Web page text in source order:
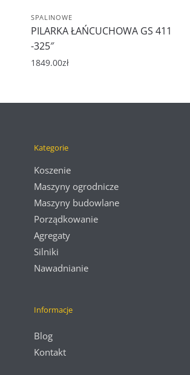
SPALINOWE
PILARKA ŁAŃCUCHOWA GS 411
-325″
1849.00zł
Kategorie
Koszenie
Maszyny ogrodnicze
Maszyny budowlane
Porządkowanie
Agregaty
Silniki
Nawadnianie
Informacje
Blog
Kontakt